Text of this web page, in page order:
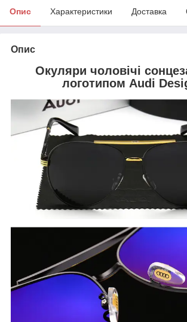
Опис Характеристики Доставка
Опис
Окуляри чоловічі
логотипом Audi